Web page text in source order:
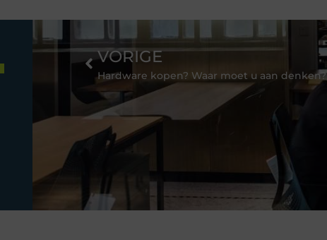
VORIGE
Hardware kopen? Waar moet u aan denken?